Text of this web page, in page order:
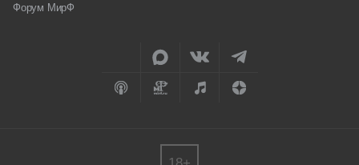
Форум МирФ